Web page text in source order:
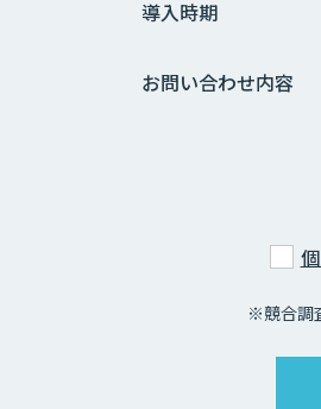
導入時期
お問い合わせ内容
※競合調